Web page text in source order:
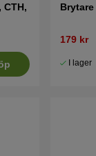
CTH,
Brytare
179 kr
I lager